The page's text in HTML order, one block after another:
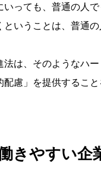
いっても、普通の人
いうことは、普通
法は、そのようなハ
慮」を提供するこ
きやすい企